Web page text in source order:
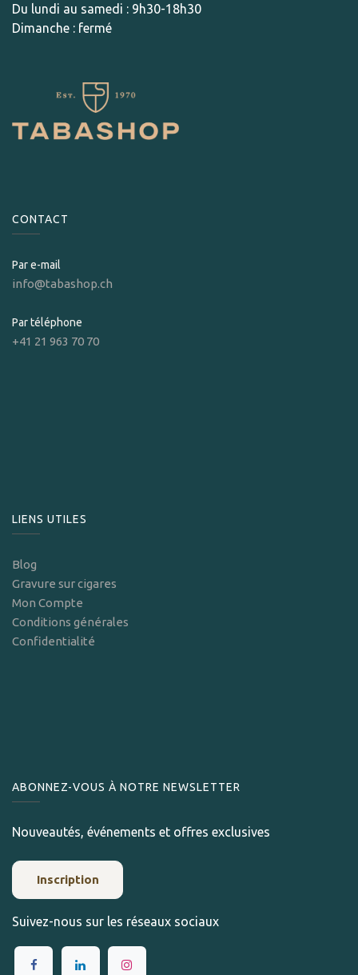
Du lundi au samedi : 9h30-18h30
Dimanche : fermé
CONTACT
Par e-mail
info@tabashop.ch
Par téléphone
+41 21 963 70 70
LIENS UTILES
Blog
Gravure sur cigares
Mon Compte
Conditions générales
Confidentialité
ABONNEZ-VOUS À NOTRE NEWSLETTER
Nouveautés, événements et offres exclusives
Inscription
Suivez-nous sur les réseaux sociaux